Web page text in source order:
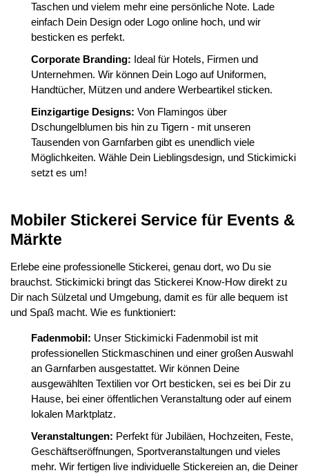
Taschen und vielem mehr eine persönliche Note. Lade
einfach Dein Design oder Logo online hoch, und wir
besticken es perfekt.
Corporate Branding: Ideal für Hotels, Firmen und
Unternehmen. Wir können Dein Logo auf Uniformen,
Handtücher, Mützen und andere Werbeartikel sticken.
Einzigartige Designs: Von Flamingos über
Dschungelblumen bis hin zu Tigern - mit unseren
Tausenden von Garnfarben gibt es unendlich viele
Möglichkeiten. Wähle Dein Lieblingsdesign, und Stickimicki
setzt es um!
Mobiler Stickerei Service für Events &
Märkte
Erlebe eine professionelle Stickerei, genau dort, wo Du sie
brauchst. Stickimicki bringt das Stickerei Know-How direkt zu
Dir nach Sülzetal und Umgebung, damit es für alle bequem ist
und Spaß macht. Wie es funktioniert:
Fadenmobil: Unser Stickimicki Fadenmobil ist mit
professionellen Stickmaschinen und einer großen Auswahl
an Garnfarben ausgestattet. Wir können Deine
ausgewählten Textilien vor Ort besticken, sei es bei Dir zu
Hause, bei einer öffentlichen Veranstaltung oder auf einem
lokalen Marktplatz.
Veranstaltungen: Perfekt für Jubiläen, Hochzeiten, Feste,
Geschäftseröffnungen, Sportveranstaltungen und vieles
mehr. Wir fertigen live individuelle Stickereien an, die Deiner